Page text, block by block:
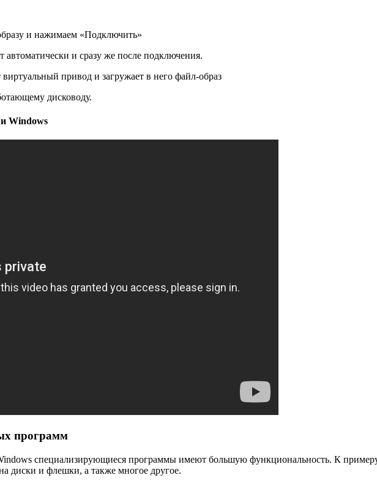
и нажимаем «Подключить»
и сразу же после подключения.
привод и загружает в него файл-образ
дисководу.
Windows
программ
специализирующиеся программы имеют большую функциональность. К
диски и флешки, а также многое другое.